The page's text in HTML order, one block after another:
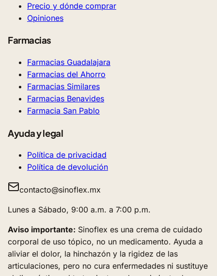
Precio y dónde comprar
Opiniones
Farmacias
Farmacias Guadalajara
Farmacias del Ahorro
Farmacias Similares
Farmacias Benavides
Farmacia San Pablo
Ayuda y legal
Política de privacidad
Política de devolución
contacto@sinoflex.mx
Lunes a Sábado, 9:00 a.m. a 7:00 p.m.
Aviso importante: Sinoflex es una crema de cuidado
corporal de uso tópico, no un medicamento. Ayuda a
aliviar el dolor, la hinchazón y la rigidez de las
articulaciones, pero no cura enfermedades ni sustituye